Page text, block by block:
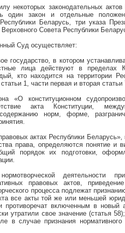
некоторых законодательных
закон и отдельные
Беларусь, три указа
Совета Республики
Суд осуществляет:
государство, в котором
лица действуют в пределах
кто находится на территории
1, части первая и вторая
«О конституционном
акта Конституции,
норм, форме,
актах Республики Беларусь»,
права, определяются понятие и
порядок их подготовки,
деятельности
правовых актов,
процесса подлежат
все акты той же или меньшей
включенным в новый
утратили свое значение (статья
в случае признания нормативного